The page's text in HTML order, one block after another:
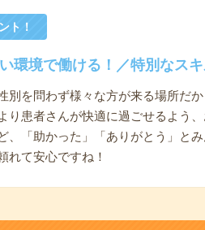
ト！
環境で働ける！／特別なス
別を問わず様々な方が来る場所だ
り患者さんが快適に過ごせるよう
、「助かった」「ありがとう」と
れて安心ですね！